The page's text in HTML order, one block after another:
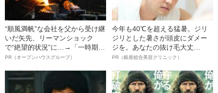
“順風満帆”な会社を父から受け継
いだ矢先、リーマンショック
で“絶望的状況”に…→「一時期は
納品3年待ち」のヒット商品を生
明かす、“逆転の戦術”
PR（オープンハウスグループ）
今年も40℃を超える猛暑。ジリ
ジリとした暑さが頭皮にダメー
ジを。あなたの抜け毛大丈
夫！？
PR（銀座総合美容クリニック）